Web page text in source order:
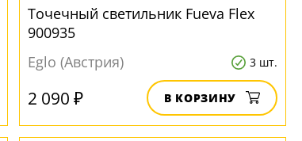
Точечный светильник Fueva Flex
900935
Eglo (Австрия)
3 шт.
2 090 ₽ В КОРЗИНУ